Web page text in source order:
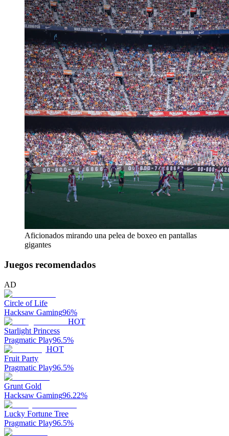
Aficionados mirando una pelea de boxeo en pantallas
gigantes
Juegos recomendados
AD
Circle of Life
Hacksaw Gaming96%
HOT
Starlight Princess
Pragmatic Play96.5%
HOT
Fruit Party
Pragmatic Play96.5%
Grunt Gold
Hacksaw Gaming96.22%
Lucky Fortune Tree
Pragmatic Play96.5%